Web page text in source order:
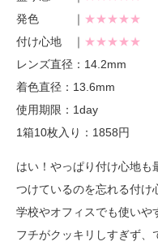
発色 ｜ ★★★★★
付け心地 ｜ ★★★★★
レンズ直径：14.2mm
着色直径：13.6mm
使用期限：1day
1箱10枚入り：1858円
はい！やっぱり付け心地も
つけているのを忘れる付
学校やオフィスでも使いや
フチがクッキリしすぎず、